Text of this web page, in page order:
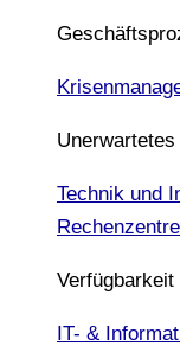
Technik und
IT- &